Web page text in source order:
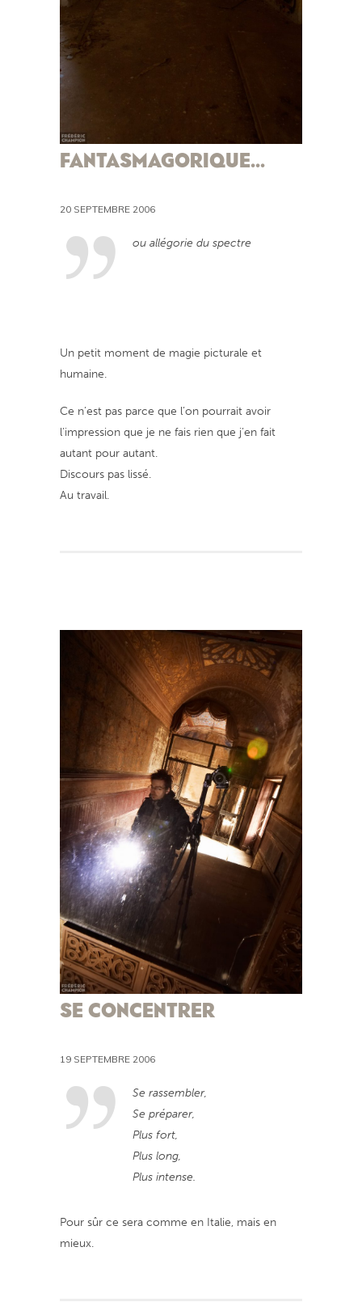
FANTASMAGORIQUE…
20 SEPTEMBRE 2006
ou allégorie du spectre
Un petit moment de magie picturale et
humaine.
Ce n’est pas parce que l’on pourrait avoir
l’impression que je ne fais rien que j’en fait
autant pour autant.
Discours pas lissé.
Au travail.
SE CONCENTRER
19 SEPTEMBRE 2006
Se rassembler,
Se préparer,
Plus fort,
Plus long,
Plus intense.
Pour sûr ce sera comme en Italie, mais en
mieux.